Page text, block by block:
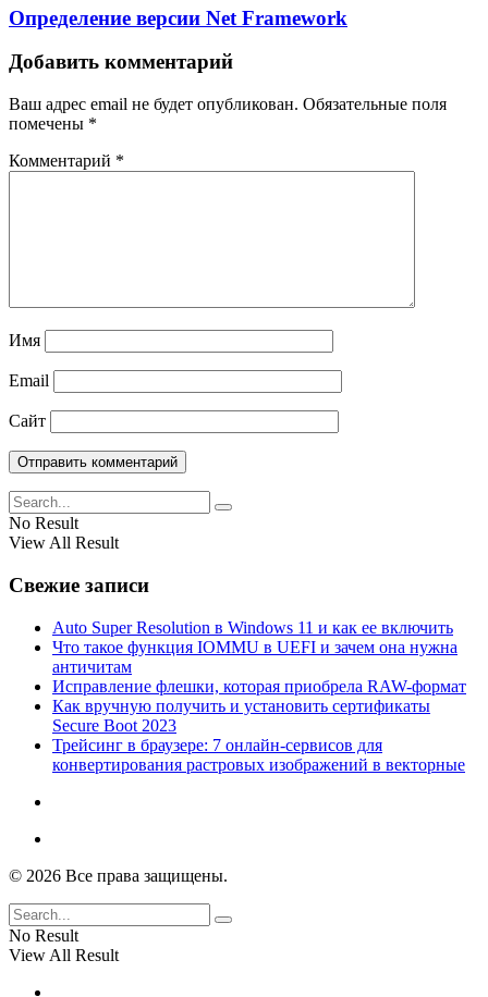
Определение версии Net Framework
Добавить комментарий
Ваш адрес email не будет опубликован. Обязательные поля
помечены *
Комментарий *
Имя
Email
Сайт
No Result
View All Result
Свежие записи
Auto Super Resolution в Windows 11 и как ее включить
Что такое функция IOMMU в UEFI и зачем она нужна
античитам
Исправление флешки, которая приобрела RAW-формат
Как вручную получить и установить сертификаты
Secure Boot 2023
Трейсинг в браузере: 7 онлайн-сервисов для
конвертирования растровых изображений в векторные
© 2026 Все права защищены.
No Result
View All Result